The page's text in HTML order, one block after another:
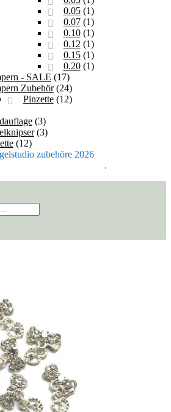
0.05 (1)
0.07 (1)
0.10 (1)
0.12 (1)
0.15 (1)
0.20 (1)
- SALE (17)
Zubehör (24)
Pinzette (12)
(3)
(3)
(12)
zubehöre 2026
.